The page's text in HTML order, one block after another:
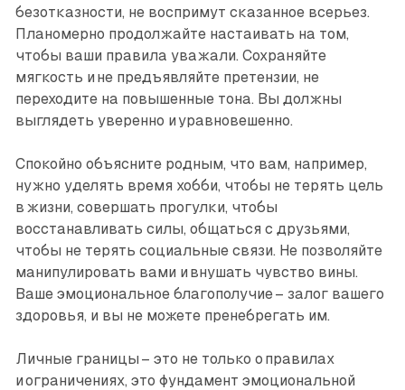
безотказности, не воспримут сказанное всерьез.
Планомерно продолжайте настаивать на том,
чтобы ваши правила уважали. Сохраняйте
мягкость и не предъявляйте претензии, не
переходите на повышенные тона. Вы должны
выглядеть уверенно и уравновешенно.
Спокойно объясните родным, что вам, например,
нужно уделять время хобби, чтобы не терять цель
в жизни, совершать прогулки, чтобы
восстанавливать силы, общаться с друзьями,
чтобы не терять социальные связи. Не позволяйте
манипулировать вами и внушать чувство вины.
Ваше эмоциональное благополучие – залог вашего
здоровья, и вы не можете пренебрегать им.
Личные границы – это не только о правилах
и ограничениях, это фундамент эмоциональной